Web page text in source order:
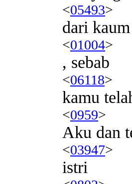
<05493>
dari
<01004>
, sebab
<06118>
kamu
<0959>
Aku dan
<03947>
istri